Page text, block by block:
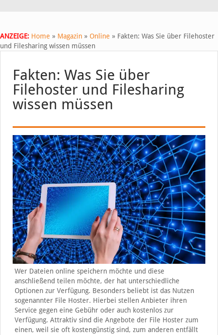
ANZEIGE: Home » Magazin » Online » Fakten: Was Sie über Filehoster
und Filesharing wissen müssen
Fakten: Was Sie über
Filehoster und Filesharing
wissen müssen
Wer Dateien online speichern möchte und diese
anschließend teilen möchte, der hat unterschiedliche
Optionen zur Verfügung. Besonders beliebt ist das Nutzen
sogenannter File Hoster. Hierbei stellen Anbieter ihren
Service gegen eine Gebühr oder auch kostenlos zur
Verfügung. Attraktiv sind die Angebote der File Hoster zum
einen, weil sie oft kostengünstig sind, zum anderen entfällt